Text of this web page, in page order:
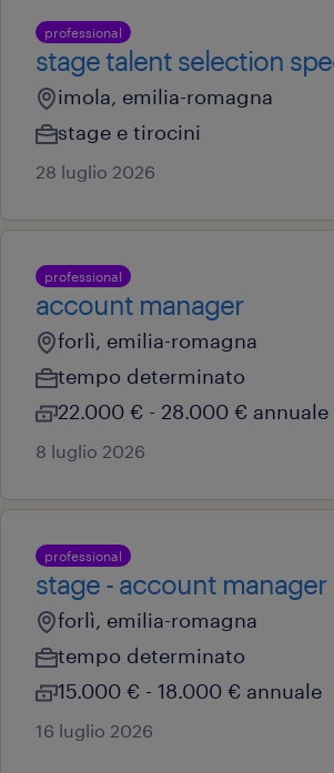
professional
stage talent selection
imola, emilia-romagna
stage e tirocini
28 luglio 2026
professional
account manager
forlì, emilia-romagna
tempo determinato
22.000 € - 28.000 € annuale
8 luglio 2026
professional
stage - account manager
forlì, emilia-romagna
tempo determinato
15.000 € - 18.000 € annuale
16 luglio 2026